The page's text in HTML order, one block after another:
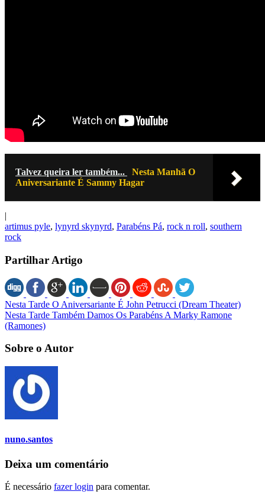
Talvez queira ler também...
Nesta Manhã O
Aniversariante É Sammy Hagar
|
artimus pyle, lynyrd skynyrd, Parabéns Pá, rock n roll, southern
rock
Partilhar Artigo
Nesta Tarde O Aniversariante É John Petrucci (Dream Theater)
Nesta Tarde Também Damos Os Parabéns A Marky Ramone
(Ramones)
Sobre o Autor
nuno.santos
Deixa um comentário
É necessário fazer login para comentar.